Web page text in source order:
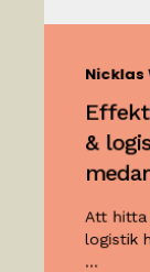
Nicklas
&
Att hitta
logistik
...